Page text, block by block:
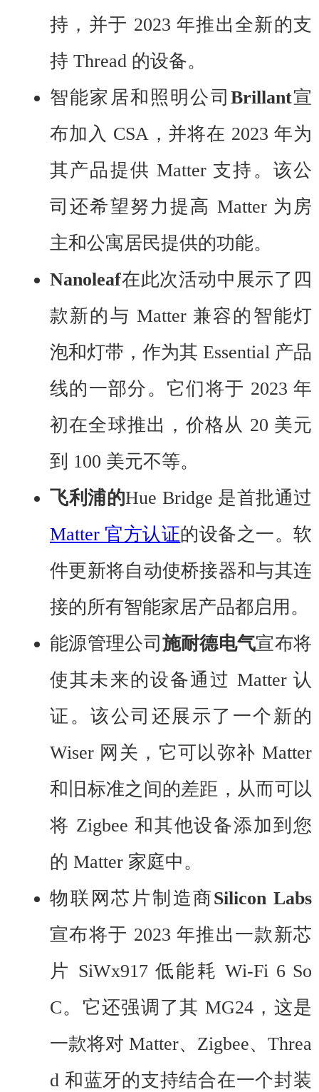
持，并于 2023 年推出全新的支
持 Thread 的设备。
智能家居和照明公司 Brillant宣
布加入 CSA，并将在 2023 年为
其产品提供 Matter 支持。该公
司还希望努力提高 Matter 为房
主和公寓居民提供的功能。
Nanoleaf在此次活动中展示了四
款新的与 Matter 兼容的智能灯
泡和灯带，作为其 Essential 产品
线的一部分。它们将于 2023 年
初在全球推出，价格从 20 美元
到 100 美元不等。
飞利浦的Hue Bridge 是首批通过
Matter 官方认证的设备之一。软
件更新将自动使桥接器和与其连
接的所有智能家居产品都启用。
能源管理公司 施耐德电气宣布将
使其未来的设备通过 Matter 认
证。该公司还展示了一个新的
Wiser 网关，它可以弥补 Matter
和旧标准之间的差距，从而可以
将 Zigbee 和其他设备添加到您
的 Matter 家庭中。
物联网芯片制造商Silicon Labs
宣布将于 2023 年推出一款新芯
片 SiWx917 低能耗 Wi-Fi 6 So
C。它还强调了其 MG24，这是
一款将对 Matter、Zigbee、Threa
d 和蓝牙的支持结合在一个封装